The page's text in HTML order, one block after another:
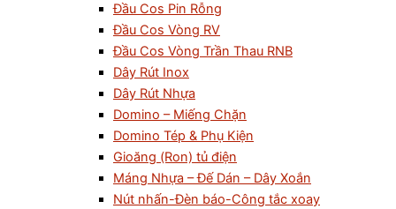
Đầu Cos Pin Rỗng
Đầu Cos Vòng RV
Đầu Cos Vòng Trần Thau RNB
Dây Rút Inox
Dây Rút Nhựa
Domino – Miếng Chặn
Domino Tép & Phụ Kiện
Gioăng (Ron) tủ điện
Máng Nhựa – Đế Dán – Dây Xoắn
Nút nhấn-Đèn báo-Công tắc xoay